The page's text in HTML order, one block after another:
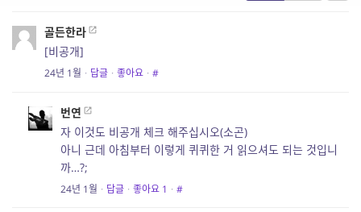
골든한라
[비공개]
24년 1월 · 답글 · 좋아요 · #
번연
자 이것도 비공개 체크 해주십시오(소곤)
아니 근데 아침부터 이렇게 퀴퀴한 거 읽으셔도 되는 것입니
까…?;
24년 1월 · 답글 · 좋아요 1 · #